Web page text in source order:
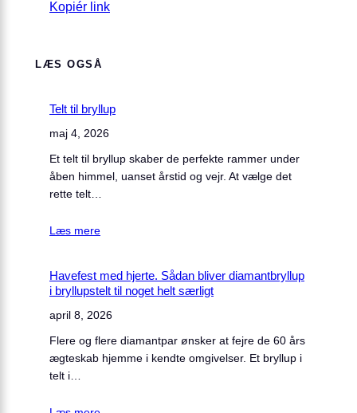
Kopiér link
LÆS OGSÅ
Telt til bryllup
maj 4, 2026
Et telt til bryllup skaber de perfekte rammer under
åben himmel, uanset årstid og vejr. At vælge det
rette telt…
Læs mere
Havefest med hjerte. Sådan bliver diamantbryllup
i bryllupstelt til noget helt særligt
april 8, 2026
Flere og flere diamantpar ønsker at fejre de 60 års
ægteskab hjemme i kendte omgivelser. Et bryllup i
telt i…